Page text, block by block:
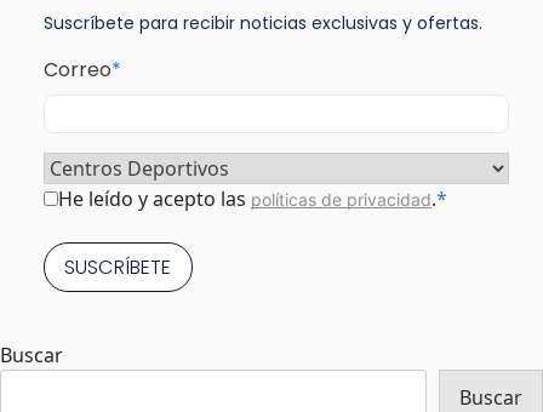
Suscríbete para recibir noticias exclusivas y ofertas.
Correo*
Sector*
Consentimiento*
He leído y acepto las políticas de privacidad.*
Buscar
Buscar